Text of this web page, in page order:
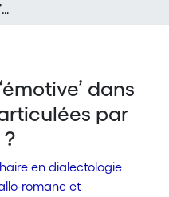
Une composante ‘émotive’ dans les constructions articulées par un et d’opposition ?
dans
par
en dialectologie
romane et